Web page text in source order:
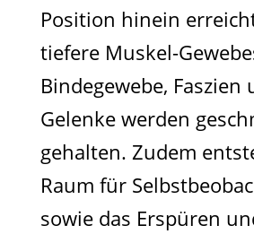
Position hinein
tiefere Muskel-
Bindegewebe, Faszien
Gelenke werden
gehalten. Zudem
Raum für
sowie das Erspüren